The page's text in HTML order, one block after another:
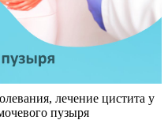
лечение цистита у
пузыря